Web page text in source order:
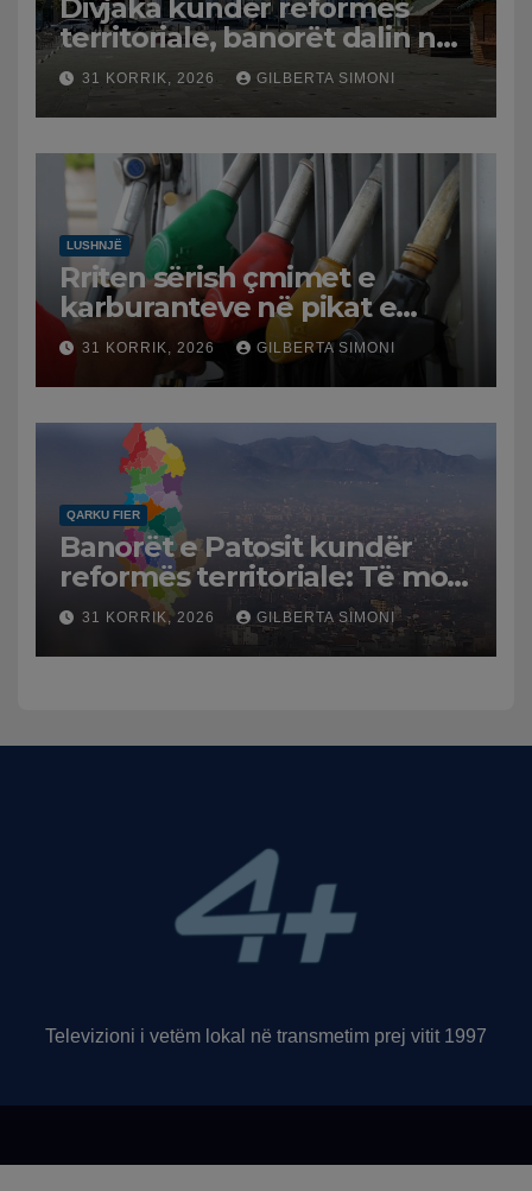
Divjaka kundër reformës
territoriale, banorët dalin në
protestë.
31 KORRIK, 2026 GILBERTA SIMONI
LUSHNJË
Rriten sërish çmimet e
karburanteve në pikat e
karburanteve në Lushnjë.
Tensionet në Lindjen e
Mesme shtrenjtojnë naftën
dhe benzinën në vend
31 KORRIK, 2026 GILBERTA SIMONI
QARKU FIER
Banorët e Patosit kundër
reformës territoriale: Të mos
humbasim identitetin e
qytetit
31 KORRIK, 2026 GILBERTA SIMONI
Televizioni i vetëm lokal në transmetim prej vitit 1997